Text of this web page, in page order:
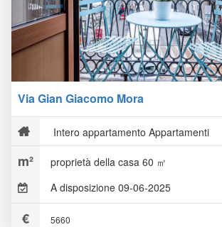
Via Gian Giacomo Mora
Intero appartamento Appartamenti
proprietà della casa 60 ㎡
A disposizione 09-06-2025
5660